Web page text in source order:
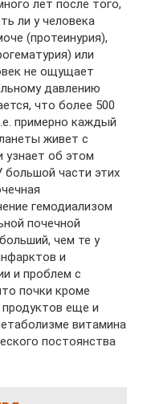
лет после того,
ли у человека
(протеинурия),
или
не ощущает
давлению
что более 500
примерно каждый
живет с
узнает об этом
большой части этих
гемодиализом
почечной
чем те у
и
и проблем с
почки кроме
еще и
витамина
постоянства